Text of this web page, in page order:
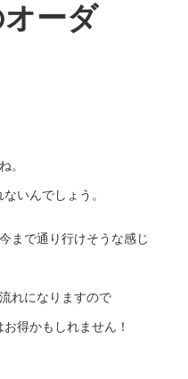
オーダ
。
いんでしょう。
まで通り行けそうな感じ
れになりますので
得かもしれません！